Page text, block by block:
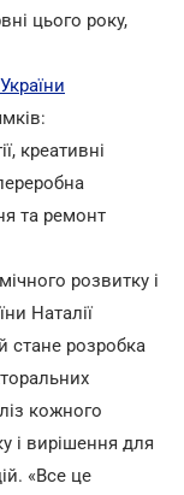
цього року,
креативні
та ремонт
розвитку і
Наталії
стане розробка
кожного
і вирішення для
«Все це